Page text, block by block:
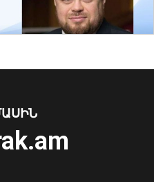
ՀՀ ԱԺ